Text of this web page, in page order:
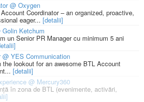
@ Oxygen
Coordinator – an organized, proactive,
eager... [detalii]
Golin Ketchum
un Senior PR Manager cu minimum 5 ani
YES Communication
the lookout for an awesome BTL Account
[detalii]
@ Mercury360
în zona de BTL (evenimente, activări,